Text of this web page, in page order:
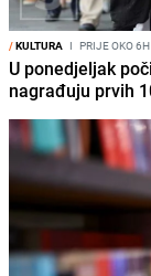
/KULTURA I PRIJE OKO 6H
U ponedjeljak
nagrađuju prvih